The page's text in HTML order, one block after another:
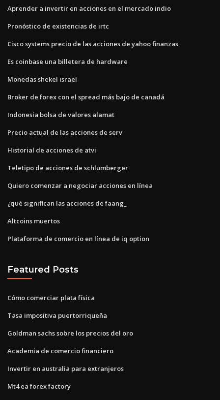
Aprender a invertir en acciones en el mercado indio
Pronóstico de existencias de irtc
Cisco systems precio de las acciones de yahoo finanzas
Es coinbase una billetera de hardware
Monedas shekel israel
Broker de forex con el spread más bajo de canadá
Indonesia bolsa de valores alamat
Precio actual de las acciones de serv
Historial de acciones de atvi
Teletipo de acciones de schlumberger
Quiero comenzar a negociar acciones en línea
¿qué significan las acciones de faang_
Altcoins muertos
Plataforma de comercio en línea de iq option
Featured Posts
Cómo comerciar plata física
Tasa impositiva puertorriqueña
Goldman sachs sobre los precios del oro
Academia de comercio financiero
Invertir en australia para extranjeros
Mt4 ea forex factory